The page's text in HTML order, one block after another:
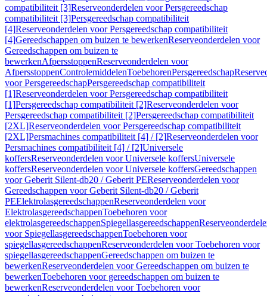
compatibiliteit [3]Reserveonderdelen voor Persgereedschap
compatibiliteit [3]Persgereedschap compatibiliteit
[4]Reserveonderdelen voor Persgereedschap compatibiliteit
[4]Gereedschappen om buizen te bewerkenReserveonderdelen voor
Gereedschappen om buizen te
bewerkenAfpersstoppenReserveonderdelen voor
AfpersstoppenControlemiddelenToebehorenPersgereedschap
voor PersgereedschapPersgereedschap compatibiliteit
[1]Reserveonderdelen voor Persgereedschap compatibiliteit
[1]Persgereedschap compatibiliteit [2]Reserveonderdelen voor
Persgereedschap compatibiliteit [2]Persgereedschap compatibiliteit
[2XL]Reserveonderdelen voor Persgereedschap compatibiliteit
[2XL]Persmachines compatibiliteit [4] / [2]Reserveonderdelen voor
Persmachines compatibiliteit [4] / [2]Universele
koffersReserveonderdelen voor Universele koffersUniversele
koffersReserveonderdelen voor Universele koffersGereedschappen
voor Geberit Silent-db20 / Geberit PEReserveonderdelen voor
Gereedschappen voor Geberit Silent-db20 / Geberit
PEElektrolasgereedschappenReserveonderdelen voor
ElektrolasgereedschappenToebehoren voor
elektrolasgereedschappenSpiegellasgereedschappen
voor SpiegellasgereedschappenToebehoren voor
spiegellasgereedschappenReserveonderdelen voor Toebehoren voor
spiegellasgereedschappenGereedschappen om buizen te
bewerkenReserveonderdelen voor Gereedschappen om buizen te
bewerkenToebehoren voor gereedschappen om buizen te
bewerkenReserveonderdelen voor Toebehoren voor